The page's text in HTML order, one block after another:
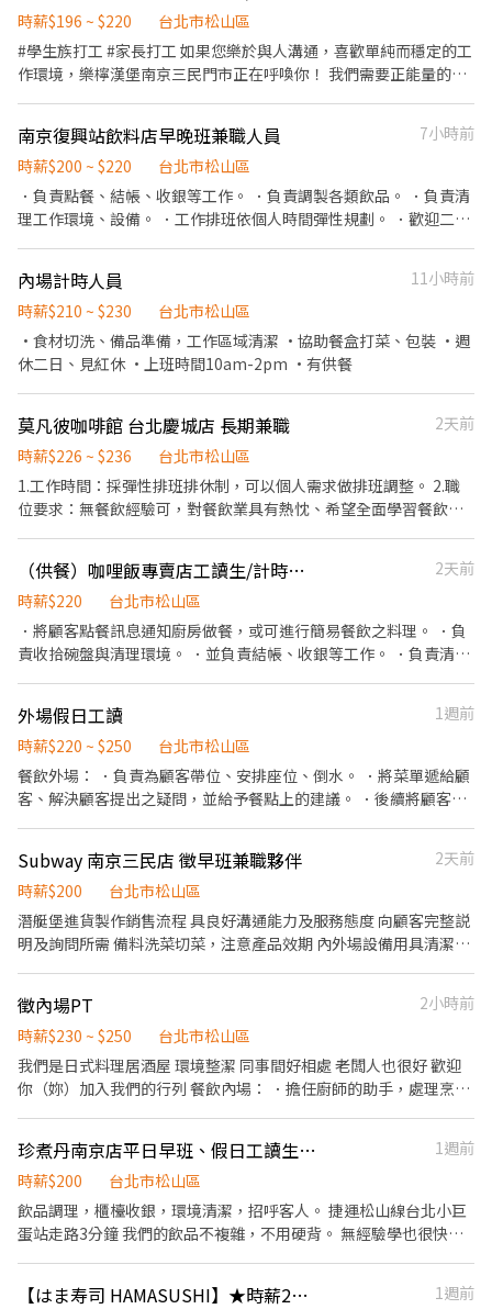
護與食材管理 ​條件加分： 具備餐飲經驗者優，但更歡迎有服務熱
忱、追求細節的你。 ​⏰ 工作時間（排班靈活） ​【 台北 101 美食街
】📍 7/1 隆重登場！ ​早班：09:30 - 13:30 ​中班：13:30 - 18:30 ​晚
班：18:30 - 22:30 ​【 永康店 】&【 信義店 】 ​午間餐期：10:00 -
14:00 / 10:00 - 17:00 ​晚間餐期：16:45 - 20:30 ​長期兼職標準： 1. 基
本配合 6 個月以上。 2. 每月配合總工時 80 小時以上。 ​💰 薪資與福
升為訓練員最高可達 240元/小時！ ​安心保障： 依法投保、免費年度
健康檢查（我們比你更在意你的健康）。 ​專屬福利： 質感員工制
服、員工餐、團體保險、不定期員工聚餐。 ​📩 加入我們 ​如果你對環
境有堅持，或想體驗新型態的餐飲工作，歡迎跟我們聊聊！
食材的容量與重量。 ．負責擺盤、打包外帶服務。 ．需要輪流洗碗
和備料。 🌟員工福利： 🥩免費供應員工餐、🥤泰奶無限♾️、勞保、
健保、勞退金、彈性休假⛱️ 🌟前3天時薪$196，若表現優秀迅速上
$210起。 🌟給班時間可以彈性。 🌟若不滿一個月離職，則薪水需於
每個月10號（遇假日延後至上班日）自行到店領現，謝謝🙏 👏🏽歡
時薪$196 ~ $220
台北市松山區
#學生族打工 #家長打工 如果您樂於與人溝通，喜歡單純而穩定的工
作環境，樂檸漢堡南京三民門市正在呼喚你！ 我們需要正能量的您
潔、提供餐點等。 #早班內場 #歡迎家長夥伴 #歡迎二度就業 排班時
段 09:00 ~ 21：30（依可配合時間安排） 每日排班 3小時起 每週排
班20小時＆以上 上班時段 #晚班 #午班 #假日班 #歡迎學生工讀＆二
度就讀
南京復興站飲料店早晚班兼職人員
7小時前
時薪$200 ~ $220
台北市松山區
．負責點餐、結帳、收銀等工作。 ．負責調製各類飲品。 ．負責清
理工作環境、設備。 ．工作排班依個人時間彈性規劃。 ．歡迎二度
內場計時人員
11小時前
時薪$210 ~ $230
台北市松山區
·食材切洗、備品準備，工作區域清潔 ·協助餐盒打菜、包裝 ·週
休二日、見紅休 ·上班時間10am-2pm ·有供餐
莫凡彼咖啡館 台北慶城店 長期兼職
2天前
時薪$226 ~ $236
台北市松山區
1.工作時間：採彈性排班排休制，可以個人需求做排班調整。 2.職
位要求：無餐飲經驗可，對餐飲業具有熱忱、希望全面學習餐飲技
(1)新進人員教育訓練 (2)廚房站台技能 (3)門店經營管理 5.職涯發
展： (1)晉升調薪管道透明，每季皆有晉升調薪之機會！ 6.員工福
利：免費供餐，每月業績達成獎金、春酒聚餐、半年聚餐津貼，員
工專屬折扣、等。
（供餐）咖哩飯專賣店工讀生/計時人員
2天前
時薪$220
台北市松山區
．將顧客點餐訊息通知廚房做餐，或可進行簡易餐飲之料理。 ．負
責收拾碗盤與清理環境。 ．並負責結帳、收銀等工作。 ．負責清理
外場假日工讀
1週前
時薪$220 ~ $250
台北市松山區
餐飲外場： ．負責為顧客帶位、安排座位、倒水。 ．將菜單遞給顧
客、解決顧客提出之疑問，並給予餐點上的建議。 ．後續將顧客點
負責結帳、收銀等工作。 餐飲內場： ．擔任廚師的助手，處理烹飪
前與烹飪中之準備工作與其他餐廳相關事務。 ．負責洗、剝、削、
切各種食材。 ．負責清理工作環境、設備和餐具。 ．準備不同餐點
所需要的食材。 ．協助測量食材的容量與重量。 ．負責擺盤、打包
Subway 南京三民店 徵早班兼職夥伴
2天前
時薪$200
台北市松山區
潛艇堡進貨製作銷售流程 具良好溝通能力及服務態度 向顧客完整説
明及詢問所需 備料洗菜切菜，注意產品效期 內外場設備用具清潔維
徵內場PT
2小時前
時薪$230 ~ $250
台北市松山區
我們是日式料理居酒屋 環境整潔 同事間好相處 老闆人也很好 歡迎
你（妳）加入我們的行列 餐飲內場： ．擔任廚師的助手，處理烹飪
所需要的食材。 ．協助測量食材的容量與重量。 ．負責擺盤、打包
外帶服務。
珍煮丹南京店平日早班、假日工讀生（可長期工讀佳）
1週前
時薪$200
台北市松山區
飲品調理，櫃檯收銀，環境清潔，招呼客人。 捷運松山線台北小巨
蛋站走路3分鐘 我們的飲品不複雜，不用硬背。 無經驗學也很快可
【はま寿司 HAMASUSHI】★時薪230元起(含全勤)★南京復興店
1週前